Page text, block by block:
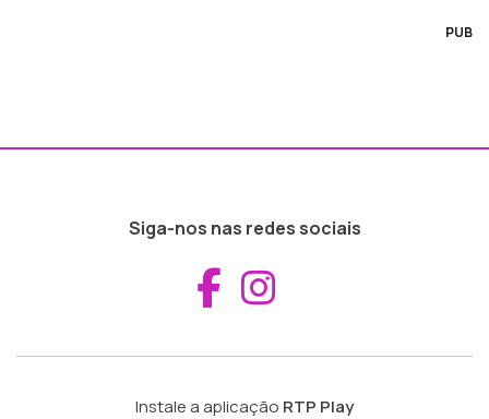
PUB
Siga-nos nas redes sociais
Aceder ao
Instale a aplicação RTP Play